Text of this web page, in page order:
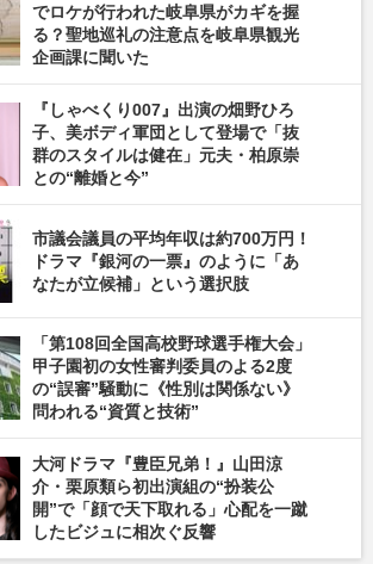
でロケが行われた岐阜県がカギを握
る？聖地巡礼の注意点を岐阜県観光
企画課に聞いた
『しゃべくり007』出演の畑野ひろ
子、美ボディ軍団として登場で「抜
群のスタイルは健在」元夫・柏原崇
との“離婚と今”
市議会議員の平均年収は約700万円！
ドラマ『銀河の一票』のように「あ
なたが立候補」という選択肢
「第108回全国高校野球選手権大会」
甲子園初の女性審判委員のよる2度
の“誤審”騒動に《性別は関係ない》
問われる“資質と技術”
大河ドラマ『豊臣兄弟！』山田涼
介・栗原類ら初出演組の“扮装公
開”で「顔で天下取れる」心配を一蹴
したビジュに相次ぐ反響